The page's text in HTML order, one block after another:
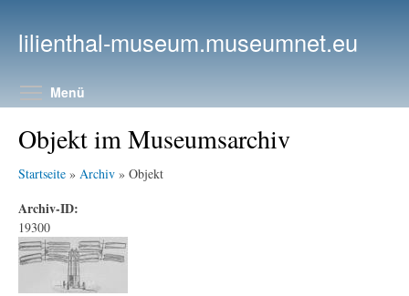
lilienthal-museum.museumnet.eu
Menü
Objekt im Museumsarchiv
Startseite » Archiv » Objekt
Archiv-ID:
19300